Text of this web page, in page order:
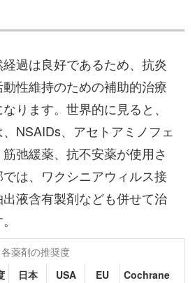
過は良好であるため、抗炎
性維持のための補助的治療
ります。世界的に見ると、
NSAIDs、アセトアミノフェ
弛緩薬、抗不安薬が使用さ
は、ワクシニアウィルス接
液含有製剤なども併せて治
薬剤の推奨度
日本 USA EU
Cochrane